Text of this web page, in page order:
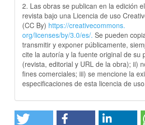
2. Las obras se publican en la edición
revista bajo una Licencia de uso
(CC By) https://creativecommons.
org/licenses/by/3.0/es/. Se pueden
transmitir y exponer públicamente,
cite la autoría y la fuente original de su
(revista, editorial y URL de la obra); ii)
fines comerciales; iii) se mencione la
especificaciones de esta licencia de